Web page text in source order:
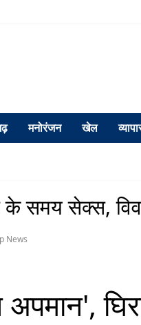
मनोरंजन खेल
के समय सेक्स,
News
अपमान',